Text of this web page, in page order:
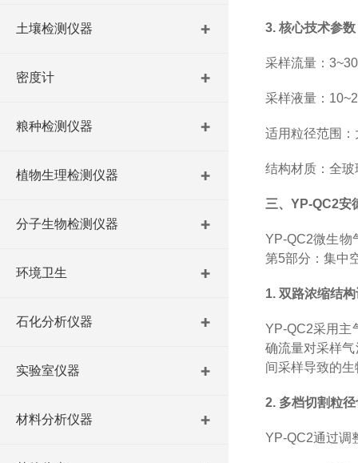
3. 核心技术参数
采样流量：
采样液量：
适用粒径范围
结构材质：全
三、YP-QC2安
YP-QC2微生物
第5部分：集中
1. 双路浓缩结
YP-QC2采用主
确流量对采样
间采样导致的
2. 多档切割粒
YP-QC2通过调
土壤检测仪器
密度计
粮种检测仪器
植物生理检测仪器
分子生物检测仪器
环境卫生
石化分析仪器
实验室仪器
材料分析仪器